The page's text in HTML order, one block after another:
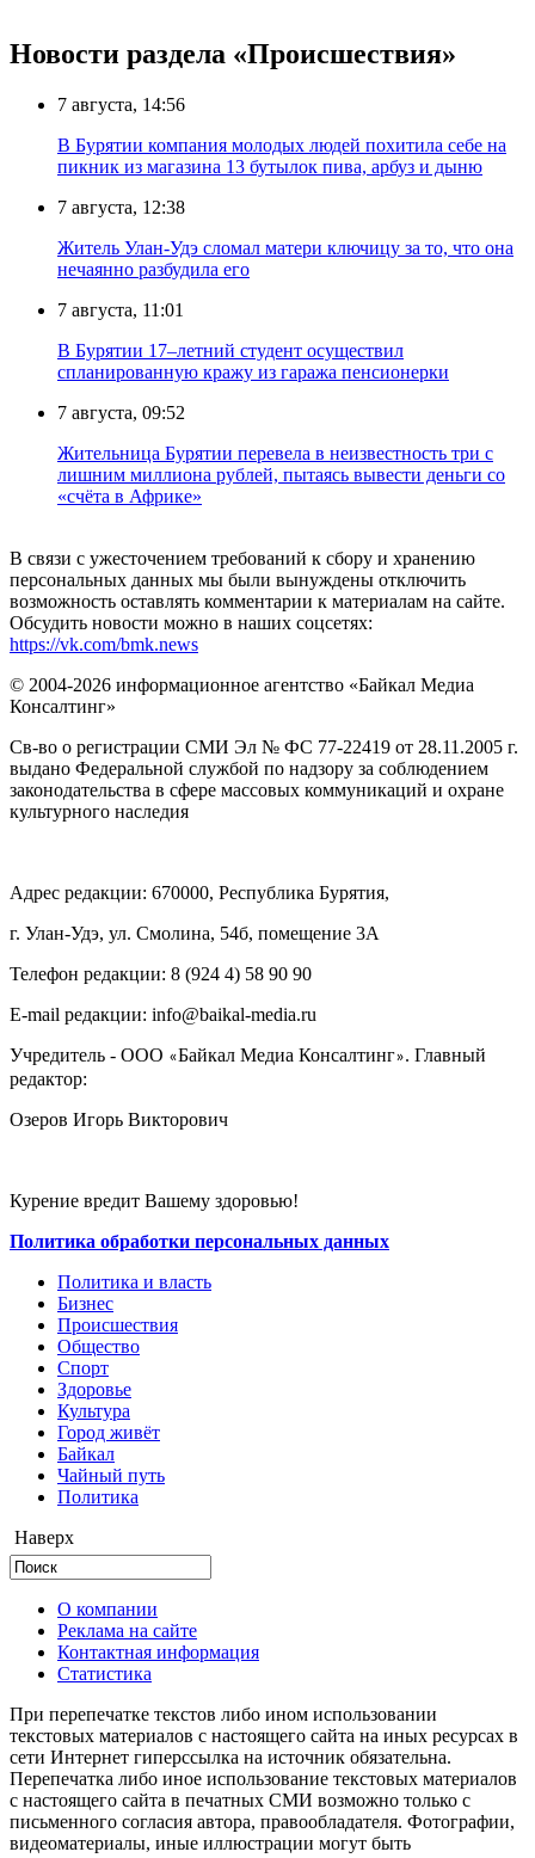
Новости раздела «Происшествия»
7 августа, 14:56
В Бурятии компания молодых людей похитила себе на
пикник из магазина 13 бутылок пива, арбуз и дыню
7 августа, 12:38
Житель Улан-Удэ сломал матери ключицу за то, что она
нечаянно разбудила его
7 августа, 11:01
В Бурятии 17–летний студент осуществил
спланированную кражу из гаража пенсионерки
7 августа, 09:52
Жительница Бурятии перевела в неизвестность три с
лишним миллиона рублей, пытаясь вывести деньги со
«счёта в Африке»
В связи с ужесточением требований к сбору и хранению
персональных данных мы были вынуждены отключить
возможность оставлять комментарии к материалам на сайте.
Обсудить новости можно в наших соцсетях:
https://vk.com/bmk.news
© 2004-2026 информационное агентство «Байкал Медиа
Консалтинг»
Св-во о регистрации СМИ Эл № ФС 77-22419 от 28.11.2005 г.
выдано Федеральной службой по надзору за соблюдением
законодательства в сфере массовых коммуникаций и охране
культурного наследия
Адрес редакции: 670000, Республика Бурятия,
г. Улан-Удэ, ул. Смолина, 54б, помещение 3А
Телефон редакции: ‎‎8 (924 4) 58 90 90
E-mail редакции: info@baikal-media.ru
Учредитель - ООО «Байкал Медиа Консалтинг». Главный
редактор:
Озеров Игорь Викторович
Курение вредит Вашему здоровью!
Политика обработки персональных данных
Политика и власть
Бизнес
Происшествия
Общество
Cпорт
Здоровье
Культура
Город живёт
Байкал
Чайный путь
Политика
Наверх
О компании
Реклама на сайте
Контактная информация
Статистика
При перепечатке текстов либо ином использовании
текстовых материалов с настоящего сайта на иных ресурсах в
сети Интернет гиперссылка на источник обязательна.
Перепечатка либо иное использование текстовых материалов
с настоящего сайта в печатных СМИ возможно только с
письменного согласия автора, правообладателя. Фотографии,
видеоматериалы, иные иллюстрации могут быть